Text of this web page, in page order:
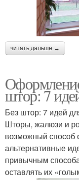
читать дальше →
штор: 7
Без штор: 7 идей
Шторы, жалюзи и
возможный способ
альтернативные
привычным
оставлять их